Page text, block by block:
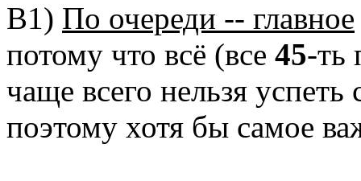
В1) По очереди -- главное
потому что всё (все 45-ть
чаще всего нельзя успеть
поэтому хотя бы самое